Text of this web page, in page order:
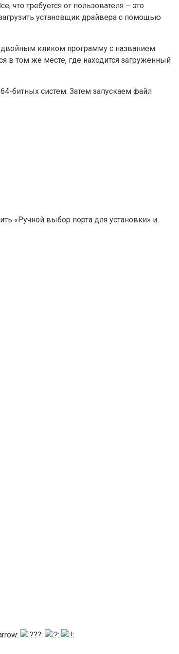
что требуется от пользователя – это
установщик драйвера с помощью
двойным кликом программу с названием
в том же месте, где находится загруженный
битных систем. Затем запускаем файл
«Ручной выбор порта для установки» и